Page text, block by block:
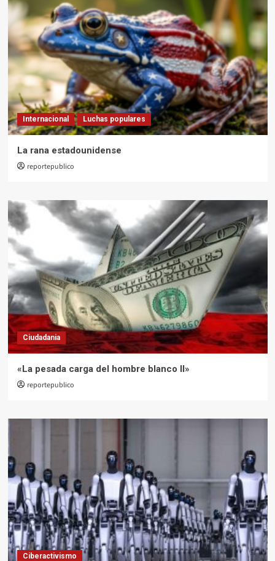
Internacional Luchas populares
La rana estadounidense
reportepublico
Ciudadania
«La pesada carga del hombre blanco II»
reportepublico
Ciberactivismo